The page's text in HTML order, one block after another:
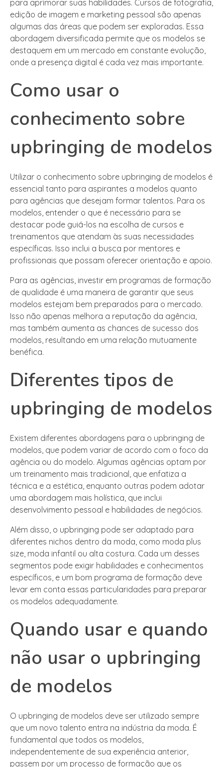
para aprimorar suas habilidades. Cursos de fotografia,
edição de imagem e marketing pessoal são apenas
algumas das áreas que podem ser exploradas. Essa
abordagem diversificada permite que os modelos se
destaquem em um mercado em constante evolução,
onde a presença digital é cada vez mais importante.
Como usar o
conhecimento sobre
upbringing de modelos
Utilizar o conhecimento sobre upbringing de modelos é
essencial tanto para aspirantes a modelos quanto
para agências que desejam formar talentos. Para os
modelos, entender o que é necessário para se
destacar pode guiá-los na escolha de cursos e
treinamentos que atendam às suas necessidades
específicas. Isso inclui a busca por mentores e
profissionais que possam oferecer orientação e apoio.
Para as agências, investir em programas de formação
de qualidade é uma maneira de garantir que seus
modelos estejam bem preparados para o mercado.
Isso não apenas melhora a reputação da agência,
mas também aumenta as chances de sucesso dos
modelos, resultando em uma relação mutuamente
benéfica.
Diferentes tipos de
upbringing de modelos
Existem diferentes abordagens para o upbringing de
modelos, que podem variar de acordo com o foco da
agência ou do modelo. Algumas agências optam por
um treinamento mais tradicional, que enfatiza a
técnica e a estética, enquanto outras podem adotar
uma abordagem mais holística, que inclui
desenvolvimento pessoal e habilidades de negócios.
Além disso, o upbringing pode ser adaptado para
diferentes nichos dentro da moda, como moda plus
size, moda infantil ou alta costura. Cada um desses
segmentos pode exigir habilidades e conhecimentos
específicos, e um bom programa de formação deve
levar em conta essas particularidades para preparar
os modelos adequadamente.
Quando usar e quando
não usar o upbringing
de modelos
O upbringing de modelos deve ser utilizado sempre
que um novo talento entra na indústria da moda. É
fundamental que todos os modelos,
independentemente de sua experiência anterior,
passem por um processo de formação que os